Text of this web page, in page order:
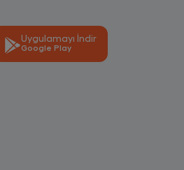
Uygulamayı İndir
Google Play